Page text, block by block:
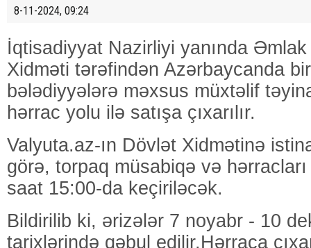
8-11-2024, 09:24
İqtisadiyyat Nazirliyi yanında
Xidməti tərəfindən Azərbaycanda
bələdiyyələrə məxsus müxtəlif
hərrac yolu ilə satışa çıxarılır.
Valyuta.az-ın Dövlət Xidmətinə
görə, torpaq müsabiqə və
saat 15:00-da keçiriləcək.
Bildirilib ki, ərizələr 7 noyabr - 10
tarixlərində qəbul edilir.Hərraca